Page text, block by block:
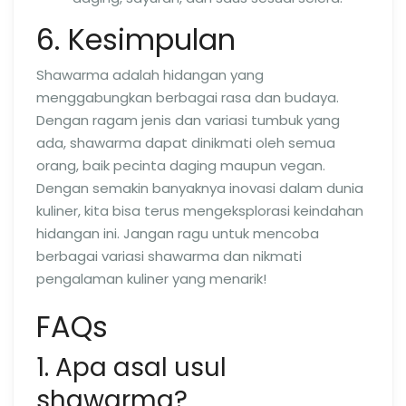
6. Kesimpulan
Shawarma adalah hidangan yang
menggabungkan berbagai rasa dan budaya.
Dengan ragam jenis dan variasi tumbuk yang
ada, shawarma dapat dinikmati oleh semua
orang, baik pecinta daging maupun vegan.
Dengan semakin banyaknya inovasi dalam dunia
kuliner, kita bisa terus mengeksplorasi keindahan
hidangan ini. Jangan ragu untuk mencoba
berbagai variasi shawarma dan nikmati
pengalaman kuliner yang menarik!
FAQs
1. Apa asal usul